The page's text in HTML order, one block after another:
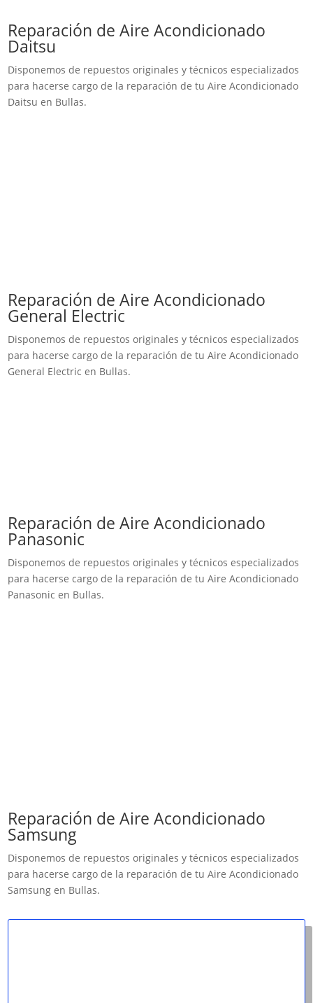
Reparación de Aire Acondicionado
Daitsu
Disponemos de repuestos originales y técnicos especializados
para hacerse cargo de la reparación de tu Aire Acondicionado
Daitsu en Bullas.
Reparación de Aire Acondicionado
General Electric
Disponemos de repuestos originales y técnicos especializados
para hacerse cargo de la reparación de tu Aire Acondicionado
General Electric en Bullas.
Reparación de Aire Acondicionado
Panasonic
Disponemos de repuestos originales y técnicos especializados
para hacerse cargo de la reparación de tu Aire Acondicionado
Panasonic en Bullas.
Reparación de Aire Acondicionado
Samsung
Disponemos de repuestos originales y técnicos especializados
para hacerse cargo de la reparación de tu Aire Acondicionado
Samsung en Bullas.